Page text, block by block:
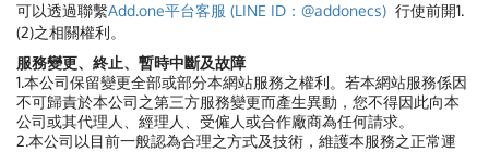
可以透過聯繫Add.one平台客服 (LINE ID：@addonecs) 行使前開1.
(2)之相關權利。
服務變更、終止、暫時中斷及故障
1.本公司保留變更全部或部分本網站服務之權利。若本網站服務係因
不可歸責於本公司之第三方服務變更而產生異動，您不得因此向本
公司或其代理人、經理人、受僱人或合作廠商為任何請求。
2.本公司以目前一般認為合理之方式及技術，維護本服務之正常運